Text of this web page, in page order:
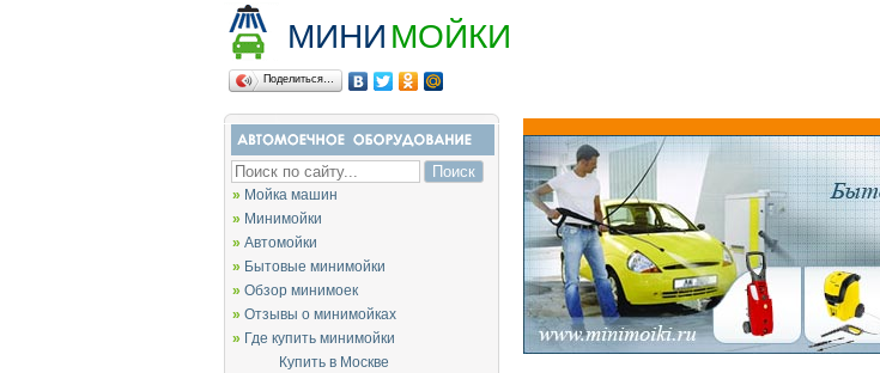
МИНИ МОЙКИ
Поделиться…
» Мойка машин
» Минимойки
» Автомойки
» Бытовые минимойки
» Обзор минимоек
» Отзывы о минимойках
» Где купить минимойки
Купить в Москве